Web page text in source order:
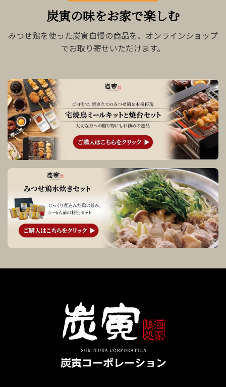
炭寅の味をお家で楽しむ
みつせ鶏を使った炭寅自慢の商品を、オンラインショップ
でお取り寄せいただけます。